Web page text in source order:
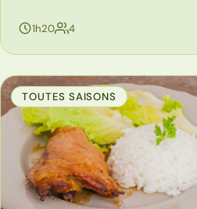
1h20 4personnes
TOUTES SAISONS